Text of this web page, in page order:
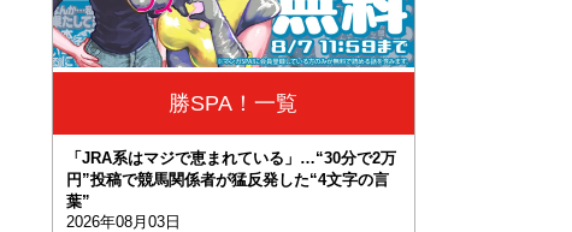
勝SPA！一覧
「JRA系はマジで恵まれている」…“30分で2万
円”投稿で競馬関係者が猛反発した“4文字の言
葉”
2026年08月03日